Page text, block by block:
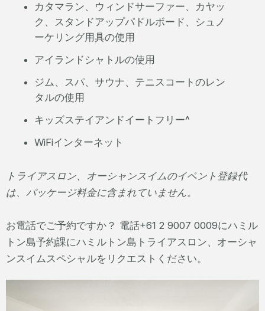
カタマラン、ウィンドサーファー、カヤッ
ク、スタンドアップパドルボード、シュノ
ーケリング用具の使用
アイランドシャトルの使用
ジム、スパ、サウナ、テニスコートのレン
タルの使用
キッズステイアンドイートフリー^
WiFiインターネット
トライアスロン、オーシャンスイムのイベント登録代
は、パッケージ料金に含まれていません。
お電話でご予約ですか？ 電話+61 2 9007 0009にハミル
トン島予約課にハミルトン島トライアスロン、オーシャ
ンスイムスペシャルをリクエストください。